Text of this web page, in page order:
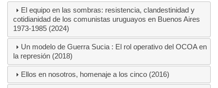
El equipo en las sombras: resistencia, clandestinidad y
cotidianidad de los comunistas uruguayos en Buenos Aires
1973-1985 (2024)
Un modelo de Guerra Sucia : El rol operativo del OCOA en
la represión (2018)
Ellos en nosotros, homenaje a los cinco (2016)